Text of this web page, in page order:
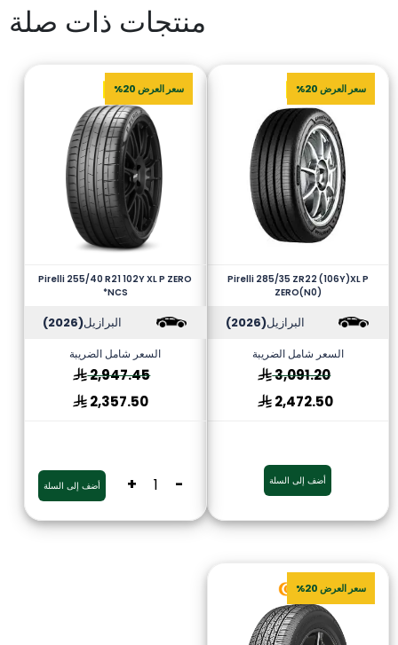
منتجات ذات صلة
سعر العرض 20%
Pirelli 285/35 ZR22 (106Y)XL P
ZERO(N0)
البرازيل(2026)
السعر شامل الضريبة
3,091.20
2,472.50
أضف إلى السلة
سعر العرض 20%
Pirelli 255/40 R21 102Y XL P ZERO
*NCS
البرازيل(2026)
السعر شامل الضريبة
2,947.45
2,357.50
-
+ أضف إلى السلة
سعر العرض 20%